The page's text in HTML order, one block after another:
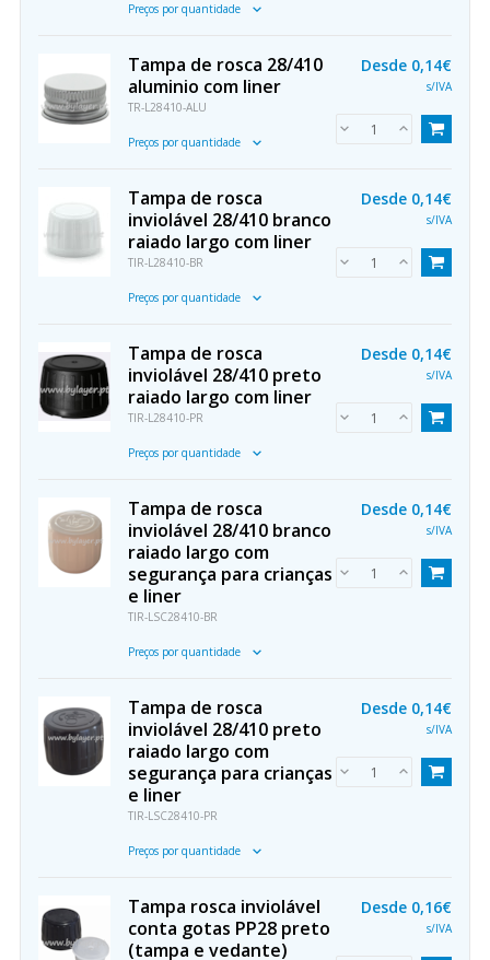
Preços por quantidade
Tampa de rosca 28/410
aluminio com liner
TR-L28410-ALU
Preços por quantidade
Desde 0,14€
s/IVA
Tampa de rosca
inviolável 28/410 branco
raiado largo com liner
TIR-L28410-BR
Preços por quantidade
Desde 0,14€
s/IVA
Tampa de rosca
inviolável 28/410 preto
raiado largo com liner
TIR-L28410-PR
Preços por quantidade
Desde 0,14€
s/IVA
Tampa de rosca
inviolável 28/410 branco
raiado largo com
segurança para crianças
e liner
TIR-LSC28410-BR
Preços por quantidade
Desde 0,14€
s/IVA
Tampa de rosca
inviolável 28/410 preto
raiado largo com
segurança para crianças
e liner
TIR-LSC28410-PR
Preços por quantidade
Desde 0,14€
s/IVA
Tampa rosca inviolável
conta gotas PP28 preto
(tampa e vedante)
Desde 0,16€
s/IVA